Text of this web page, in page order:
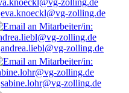
eva.knoeckl@vg-zolling.de
andrea.liebl@vg-zolling.de
sabine.lohr@vg-zolling.de